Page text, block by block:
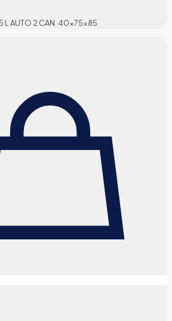
L AUTO 2 CAN. 40x75x85